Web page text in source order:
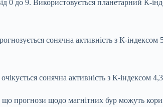
0 до 9. Використовується планетарний К-
сонячна активність з К-індексом
сонячна активність з К-індексом
що прогнози щодо магнітних бур можуть